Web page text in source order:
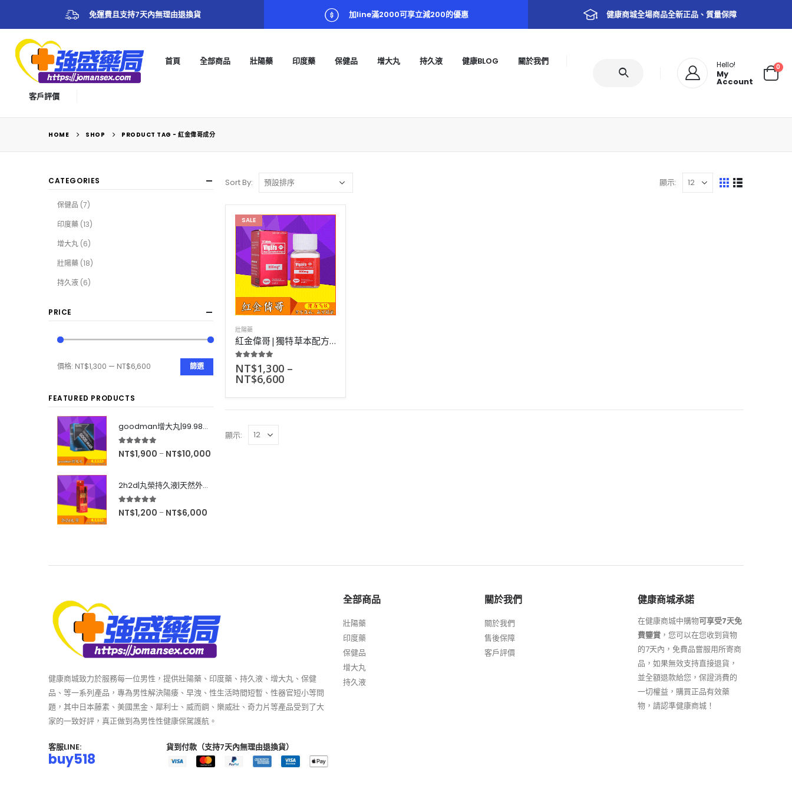
免運費且支持7天內無理由退換貨 加line滿2000可享立減200的優惠 健康商城全場商品全新正品、質量保障
首頁 全部商品 壯陽藥 印度藥 保健品 增大丸 持久液 健康BLOG 關於我們
客戶評價
Hello!
My
Account
0
HOME SHOP PRODUCT TAG - 紅金偉哥成分
Sort By: 顯示:
SALE
壯陽藥
紅金偉哥|獨特草本配方製作|總多明星服用評價好|10粒
5.00out of 5
NT$1,300–
NT$6,600
顯示:
CATEGORIES
保健品 (7)
印度藥 (13)
增大丸 (6)
壯陽藥 (18)
持久液 (6)
PRICE
篩選
價格: NT$1,300 — NT$6,600
FEATURED PRODUCTS
goodman增大丸|99.98%有效率|增大後不反彈|效果超好|60粒
5.00 out of 5
NT$1,900 – NT$10,000
2h2d|丸榮持久液|天然外用延時|效果強烈|無色無味|10ml
5.00 out of 5
NT$1,200 – NT$6,000
健康商城致力於服務每一位男性，提供壯陽藥、印度藥、持久液、增大丸、保健
品、等一系列產品，專為男性解決陽痿、早洩、性生活時間短暫、性器官短小等問
題，其中日本藤素、美國黑金、犀利士、威而鋼、樂威壯、奇力片等產品受到了大
家的一致好評，真正做到為男性性健康保駕護航。
客服LINE:
buy518
貨到付款（支持7天內無理由退換貨）
全部商品
壯陽藥
印度藥
保健品
增大丸
持久液
關於我們
關於我們
售後保障
客戶評價
健康商城承諾
在健康商城中購物可享受7天免
費鑒賞 ，您可以在您收到貨物
的7天內，免費品嘗服用所寄商
品，如果無效支持直接退貨，
並全額退款給您，保證消費的
一切權益，購買正品有效藥
物，請認準健康商城！